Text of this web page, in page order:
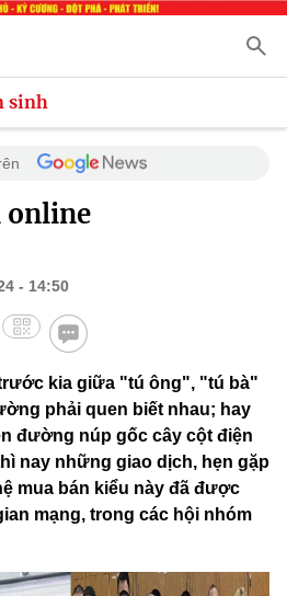
sinh
online
- 14:50
kia giữa "tú ông", "tú bà"
phải quen biết nhau; hay
đường núp gốc cây cột điện
nay những giao dịch, hẹn gặp
mua bán kiểu này đã được
mạng, trong các hội nhóm